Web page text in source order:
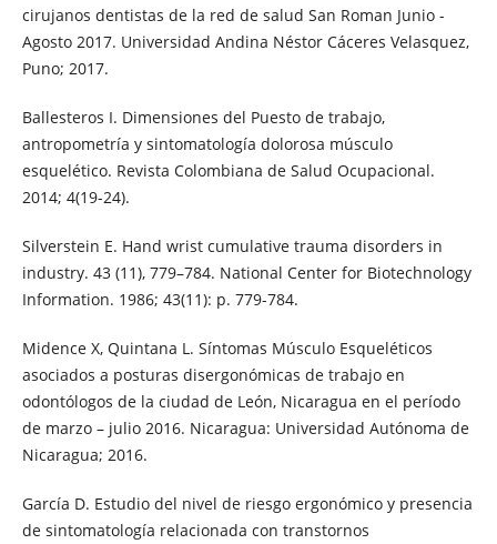
cirujanos dentistas de la red de salud San Roman Junio -
Agosto 2017. Universidad Andina Néstor Cáceres Velasquez,
Puno; 2017.
Ballesteros I. Dimensiones del Puesto de trabajo,
antropometría y sintomatología dolorosa músculo
esquelético. Revista Colombiana de Salud Ocupacional.
2014; 4(19-24).
Silverstein E. Hand wrist cumulative trauma disorders in
industry. 43 (11), 779–784. National Center for Biotechnology
Information. 1986; 43(11): p. 779-784.
Midence X, Quintana L. Síntomas Músculo Esqueléticos
asociados a posturas disergonómicas de trabajo en
odontólogos de la ciudad de León, Nicaragua en el período
de marzo – julio 2016. Nicaragua: Universidad Autónoma de
Nicaragua; 2016.
García D. Estudio del nivel de riesgo ergonómico y presencia
de sintomatología relacionada con transtornos